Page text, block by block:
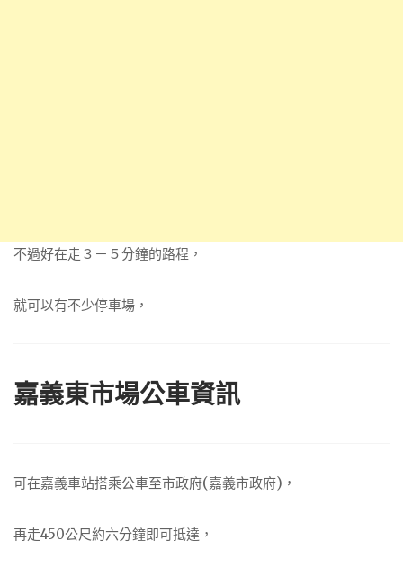
不過好在走３－５分鐘的路程，
就可以有不少停車場，
嘉義東市場公車資訊
可在嘉義車站搭乘公車至市政府(嘉義市政府)，
再走450公尺約六分鐘即可抵達，